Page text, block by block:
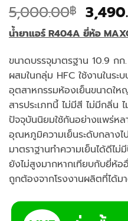
5,000.00฿
price
was:
น้ำยาแอร์R404A ยี่ห้อ
ขนาดบรรจุมาตรฐาน 10.9 กก.
ผสมในกลุ่ม HFC ใช้งานในร
อุตสาหกรรมห้องเย็นขนาดใ
สารประเภทนี้ ไม่มีสี ไม่มีกลิ่น
ปัจจุบันนิยมใช้กันอย่างแพร่ห
อุณหภูมิความเย็นระดับกลาง
มาตราฐานทำความเย็นได้ดีไ
ยังไม่สูงมากหากเทียบกับยี่ห้อ
ถูกต้องจากโรงงานผลิตที่ได้ม